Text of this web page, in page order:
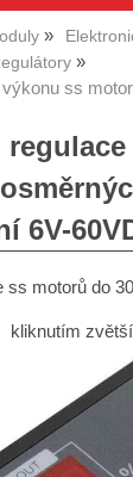
ss
6V-
ss motorů do
kliknutím